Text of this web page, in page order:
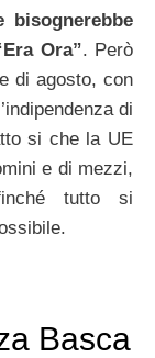
bisognerebbe
Ora”. Però
di agosto, con
di
si che la UE
e di mezzi,
tutto si
Basca